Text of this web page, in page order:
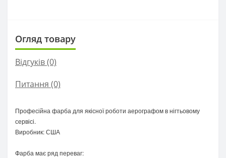
Огляд товару
Відгуків (0)
Питання (0)
Професійна фарба для якісної роботи аерографом в нігтьовому
сервісі.
Виробник: США
Фарба має ряд переваг: